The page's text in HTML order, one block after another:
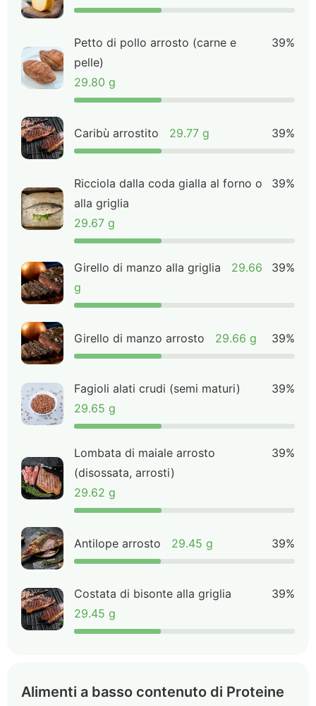
Petto di pollo arrosto (carne e
pelle)
29.80 g
39%
Caribù arrostito 29.77 g 39%
Ricciola dalla coda gialla al forno o
alla griglia
29.67 g
39%
Girello di manzo alla griglia
29.66
g
39%
Girello di manzo arrosto 29.66 g 39%
Fagioli alati crudi (semi maturi)
29.65 g
39%
Lombata di maiale arrosto
(disossata, arrosti)
29.62 g
39%
Antilope arrosto 29.45 g 39%
Costata di bisonte alla griglia
29.45 g
39%
Alimenti a basso contenuto di Proteine